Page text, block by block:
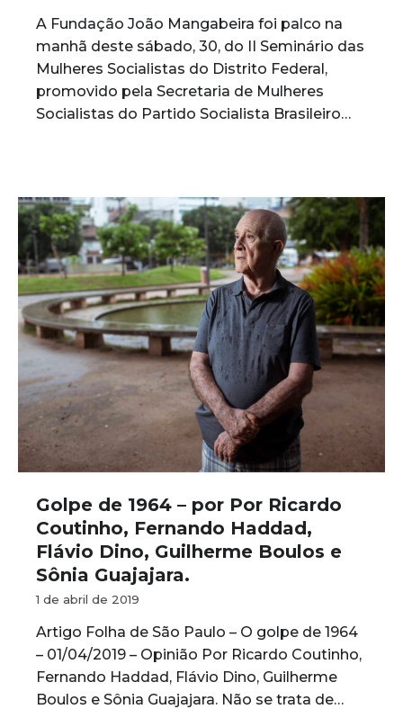
A Fundação João Mangabeira foi palco na
manhã deste sábado, 30, do II Seminário das
Mulheres Socialistas do Distrito Federal,
promovido pela Secretaria de Mulheres
Socialistas do Partido Socialista Brasileiro…
Golpe de 1964 – por Por Ricardo
Coutinho, Fernando Haddad,
Flávio Dino, Guilherme Boulos e
Sônia Guajajara.
1 de abril de 2019
Artigo Folha de São Paulo – O golpe de 1964
– 01/04/2019 – Opinião Por Ricardo Coutinho,
Fernando Haddad, Flávio Dino, Guilherme
Boulos e Sônia Guajajara. Não se trata de…